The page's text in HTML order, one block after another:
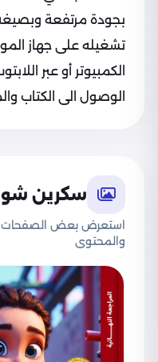
تشغيله على جهاز
الكمبيوتر أو عبر
الوصول الى الكتاب
سكرين
استعرض بعض الصفحات
والمحتوى